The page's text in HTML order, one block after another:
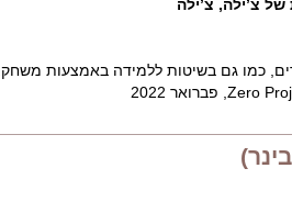
צ’ילה, צ’ילה
כמו גם בשיטות ללמידה באמצעות משחק.